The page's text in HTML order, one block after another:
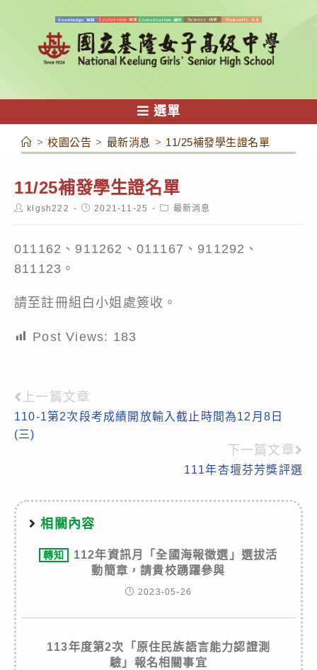
容
選單
> 校園公告 > 最新消息 > 11/25補發學生證名單
11/25補發學生證名單
Postklgsh222
Post2021-11-25
Post最新消息
011162、911262、011167、911292、
811123。
請至註冊組白小姐處簽收。
Post Views: 183
Read
more
上一篇文章
110-1第2次段考成績開放輸入截止時間為12月8日
(三)
下一篇文章
111年杏壇芬芳獎評選
相關內容
轉知
112年資訊月「全國海報徵選」選拔活
動簡章，請貴校踴躍參與
2023-05-26
113年度第2次「原住民族語言能力認證測
驗」報名相關事宜